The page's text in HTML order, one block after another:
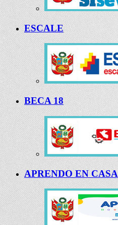
ESCALE
BECA 18
APRENDO EN CASA